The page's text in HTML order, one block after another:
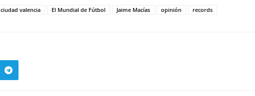
ciudad valencia El Mundial de Fútbol Jaime Macías opinión records